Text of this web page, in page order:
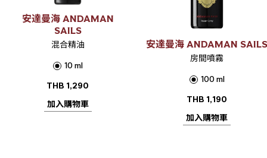
安達曼海 ANDAMAN
SAILS
混合精油
10 ml
THB 1,290
加入購物車
安達曼海 ANDAMAN SAILS
房間噴霧
100 ml
THB 1,190
加入購物車